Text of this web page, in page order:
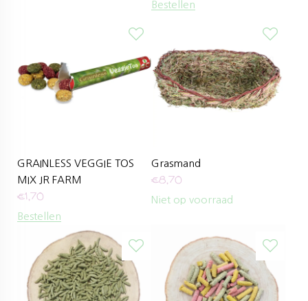
Bestellen
GRAINLESS VEGGIE TOS
MIX JR FARM
€1,70
Bestellen
Grasmand
€8,70
Niet op voorraad